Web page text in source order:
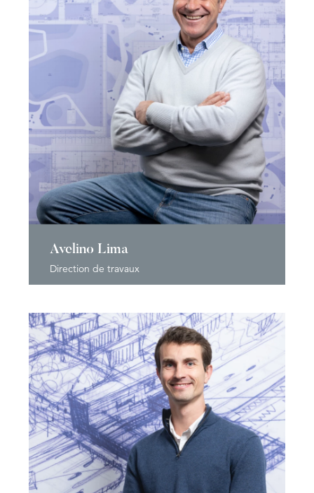
Avelino Lima
Direction de travaux